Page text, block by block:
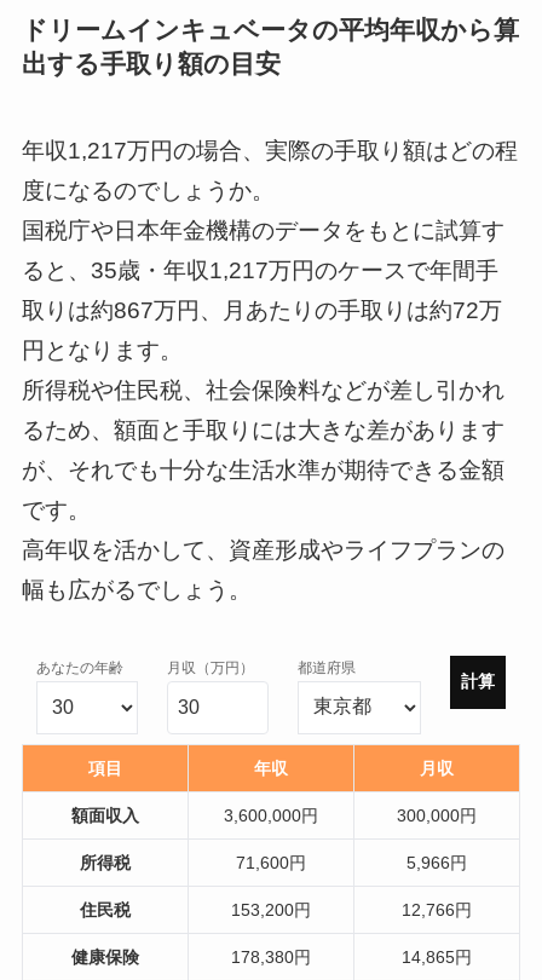
--
--
ドリームインキュベータの平均年収から算
出する手取り額の目安
年収1,217万円の場合、実際の手取り額はどの程
度になるのでしょうか。
国税庁や日本年金機構のデータをもとに試算す
ると、35歳・年収1,217万円のケースで年間手
取りは約867万円、月あたりの手取りは約72万
円となります。
所得税や住民税、社会保険料などが差し引かれ
るため、額面と手取りには大きな差があります
が、それでも十分な生活水準が期待できる金額
です。
高年収を活かして、資産形成やライフプランの
幅も広がるでしょう。
あなたの年齢 月収（万円） 都道府県
計算
項目 年収 月収
額面収入 3,600,000円 300,000円
所得税 71,600円 5,966円
住民税 153,200円 12,766円
健康保険 178,380円 14,865円